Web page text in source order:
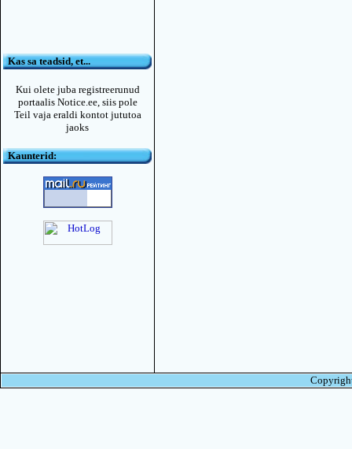
Kas sa teadsid, et...
Kui olete juba registreerunud
portaalis Notice.ee, siis pole
Teil vaja eraldi kontot jututoa
jaoks
Kaunterid: